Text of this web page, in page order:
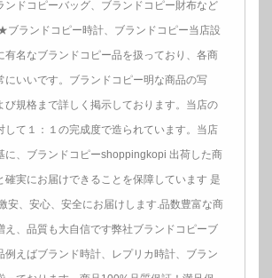
ンドコピーバッグ、ブランドコピー財布など
ブランドコピー時計、ブランドコピー当店設
有名なブランドコピー品を扱っており、各商
にいいです。ブランドコピー明な商品の写
び規格まで詳しく掲示しております。当店の
して１：１の完成度で造られています。当店
に、ブランドコピーshoppingkopi 出荷した商
確実にお届けできることを保障しています 是
安、安心、安全にお届けします.品数豊富な商
え、品質も大自信です弊社ブランドコピーブ
例えばブランド時計、レプリカ時計、ブラン